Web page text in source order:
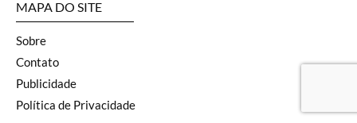
MAPA DO SITE
Sobre
Contato
Publicidade
Política de Privacidade